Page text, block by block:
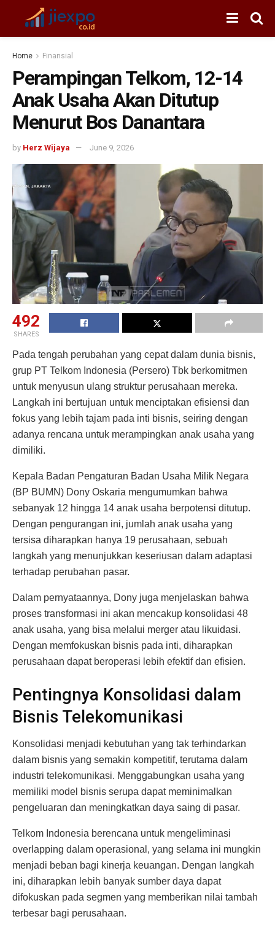
Home Finansial
Perampingan Telkom, 12-14
Anak Usaha Akan Ditutup
Menurut Bos Danantara
by Herz Wijaya June 9, 2026
492
SHARES
Pada tengah perubahan yang cepat dalam dunia bisnis,
grup PT Telkom Indonesia (Persero) Tbk berkomitmen
untuk menyusun ulang struktur perusahaan mereka.
Langkah ini bertujuan untuk menciptakan efisiensi dan
fokus yang lebih tajam pada inti bisnis, seiring dengan
adanya rencana untuk merampingkan anak usaha yang
dimiliki.
Kepala Badan Pengaturan Badan Usaha Milik Negara
(BP BUMN) Dony Oskaria mengumumkan bahwa
sebanyak 12 hingga 14 anak usaha berpotensi ditutup.
Dengan pengurangan ini, jumlah anak usaha yang
tersisa diharapkan hanya 19 perusahaan, sebuah
langkah yang menunjukkan keseriusan dalam adaptasi
terhadap perubahan pasar.
Dalam pernyataannya, Dony juga menjelaskan bahwa
proses transformasi ini akan mencakup konsolidasi 48
anak usaha, yang bisa melalui merger atau likuidasi.
Dengan memfokuskan bisnis pada inti, diharapkan
perusahaan dapat beroperasi lebih efektif dan efisien.
Pentingnya Konsolidasi dalam
Bisnis Telekomunikasi
Konsolidasi menjadi kebutuhan yang tak terhindarkan
dalam bisnis yang semakin kompetitif, terutama dalam
industri telekomunikasi. Menggabungkan usaha yang
memiliki model bisnis serupa dapat meminimalkan
pengeluaran dan meningkatkan daya saing di pasar.
Telkom Indonesia berencana untuk mengeliminasi
overlapping dalam operasional, yang selama ini mungkin
menjadi beban bagi kinerja keuangan. Dengan langkah
ini, diharapkan lebih banyak sumber daya dapat
difokuskan pada segmen yang memberikan nilai tambah
terbesar bagi perusahaan.